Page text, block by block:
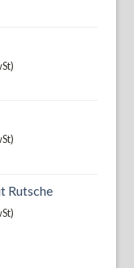
Rutsche